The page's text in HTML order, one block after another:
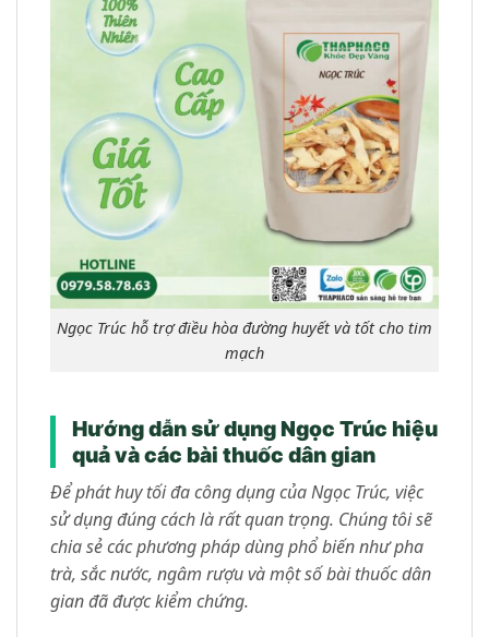
Ngọc Trúc hỗ trợ điều hòa đường huyết và tốt cho tim
mạch
Hướng dẫn sử dụng Ngọc Trúc hiệu
quả và các bài thuốc dân gian
Để phát huy tối đa công dụng của Ngọc Trúc, việc
sử dụng đúng cách là rất quan trọng. Chúng tôi sẽ
chia sẻ các phương pháp dùng phổ biến như pha
trà, sắc nước, ngâm rượu và một số bài thuốc dân
gian đã được kiểm chứng.